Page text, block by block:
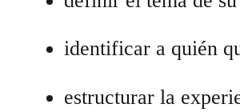
identificar a quién
estructurar la